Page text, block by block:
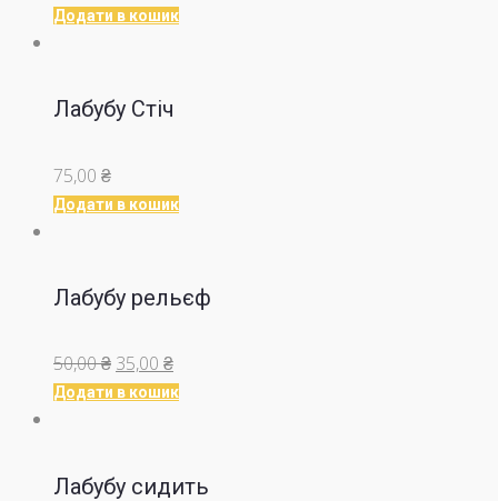
Додати в кошик
Лабубу Стіч
75,00 ₴
Додати в кошик
Лабубу рельєф
50,00₴ Оригінальна
ціна:
35,00 ₴Поточна
ціна:
Додати в кошик
Лабубу сидить